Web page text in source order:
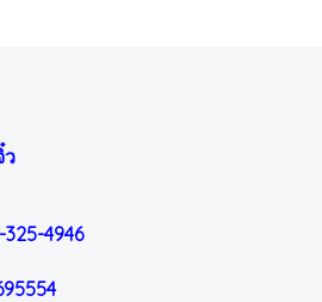
ว
325-4946